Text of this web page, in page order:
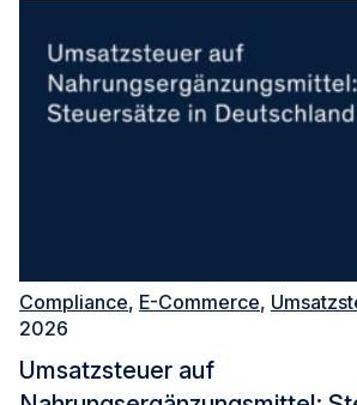
Compliance, E-Commerce,
2026
Umsatzsteuer auf